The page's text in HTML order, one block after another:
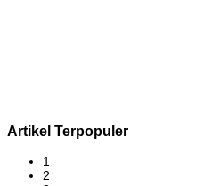
Artikel Terpopuler
1
2